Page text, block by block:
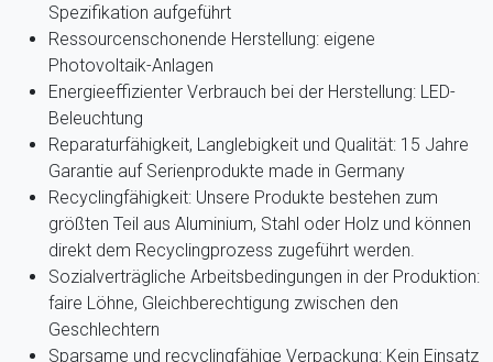
Spezifikation aufgeführt
Ressourcenschonende Herstellung: eigene
Photovoltaik-Anlagen
Energieeffizienter Verbrauch bei der Herstellung: LED-
Beleuchtung
Reparaturfähigkeit, Langlebigkeit und Qualität: 15 Jahre
Garantie auf Serienprodukte made in Germany
Recyclingfähigkeit: Unsere Produkte bestehen zum
größten Teil aus Aluminium, Stahl oder Holz und können
direkt dem Recyclingprozess zugeführt werden.
Sozialverträgliche Arbeitsbedingungen in der Produktion:
faire Löhne, Gleichberechtigung zwischen den
Geschlechtern
Sparsame und recyclingfähige Verpackung: Kein Einsatz